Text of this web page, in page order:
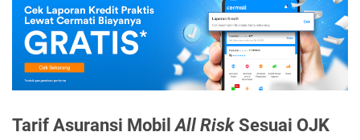
Tarif Asuransi Mobil All RiskSesuai OJK